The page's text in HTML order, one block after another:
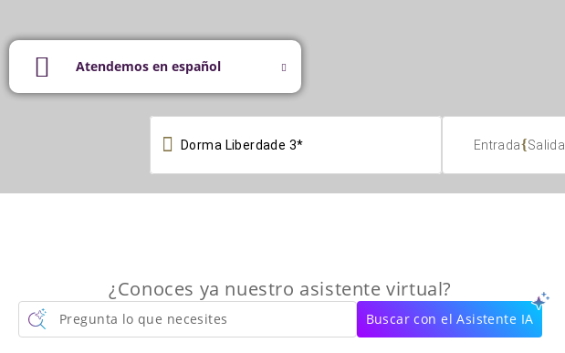
Atendemos en español
 Entrada{Salida
¿Conoces ya nuestro asistente virtual?
Pregunta lo que necesites Buscar con el Asistente IA